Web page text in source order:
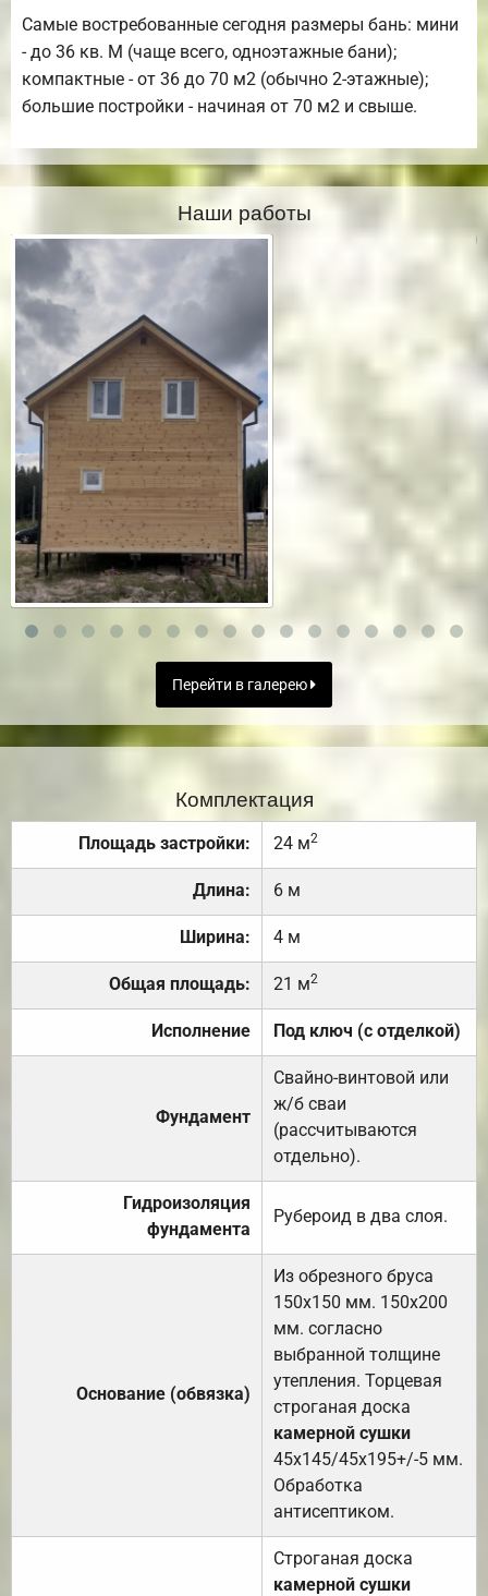
Самые востребованные сегодня размеры бань: мини
- до 36 кв. М (чаще всего, одноэтажные бани);
компактные - от 36 до 70 м2 (обычно 2-этажные);
большие постройки - начиная от 70 м2 и свыше.
Наши работы
Перейти в галерею
Комплектация
Площадь застройки: 24 м2
Длина: 6 м
Ширина: 4 м
Общая площадь: 21 м2
Исполнение Под ключ (с отделкой)
Фундамент
Свайно-винтовой или
ж/б сваи
(рассчитываются
отдельно).
Гидроизоляция
фундамента
Рубероид в два слоя.
Основание (обвязка)
Из обрезного бруса
150х150 мм. 150х200
мм. согласно
выбранной толщине
утепления. Торцевая
строганая доска
камерной сушки
45х145/45х195+/-5 мм.
Обработка
антисептиком.
Строганая доска
камерной сушки